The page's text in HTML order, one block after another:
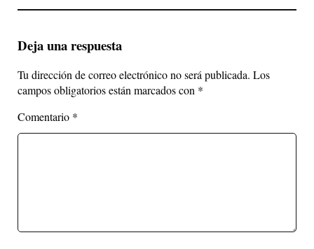
Deja una respuesta
Tu dirección de correo electrónico no será publicada. Los
campos obligatorios están marcados con *
Comentario *